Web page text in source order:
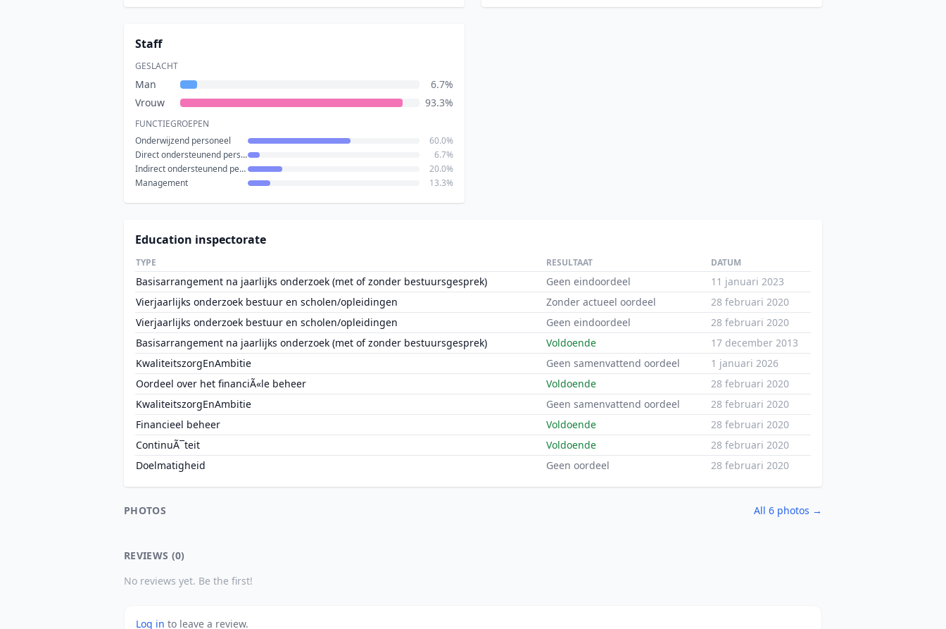
Staff
GESLACHT
Man
6.7%
Vrouw
93.3%
FUNCTIEGROEPEN
Onderwijzend personeel
60.0%
Direct ondersteunend personeel
6.7%
Indirect ondersteunend personeel
20.0%
Management
13.3%
Education inspectorate
TYPE RESULTAAT DATUM
Basisarrangement na jaarlijks onderzoek (met of zonder bestuursgesprek) Geen eindoordeel
11 januari 2023
Vierjaarlijks onderzoek bestuur en scholen/opleidingen
Zonder actueel oordeel
28 februari 2020
Vierjaarlijks onderzoek bestuur en scholen/opleidingen
Geen eindoordeel
28 februari 2020
Basisarrangement na jaarlijks onderzoek (met of zonder bestuursgesprek)
Voldoende
17 december 2013
KwaliteitszorgEnAmbitie
Geen samenvattend oordeel
1 januari 2026
Oordeel over het financiÃ«le beheer
Voldoende
28 februari 2020
KwaliteitszorgEnAmbitie
Geen samenvattend oordeel
28 februari 2020
Financieel beheer
Voldoende
28 februari 2020
ContinuÃ¯teit
Voldoende
28 februari 2020
Doelmatigheid
Geen oordeel 28 februari 2020
PHOTOS All 6 photos →
REVIEWS (0)
No reviews yet. Be the first!
Log in to leave a review.